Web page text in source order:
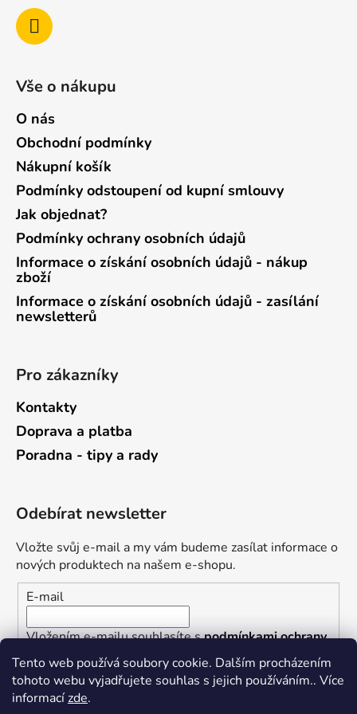
Tento web používá soubory cookie. Dalším procházením
tohoto webu vyjadřujete souhlas s jejich používáním.. Více
informacízde.
Vše o nákupu
O nás
Obchodní podmínky
Nákupní košík
Podmínky odstoupení od kupní smlouvy
Jak objednat?
Podmínky ochrany osobních údajů
Informace o získání osobních údajů - nákup
zboží
Informace o získání osobních údajů - zasílání
newsletterů
Pro zákazníky
Kontakty
Doprava a platba
Poradna - tipy a rady
Odebírat newsletter
Vložte svůj e-mail a my vám budeme zasílat informace o
nových produktech na našem e-shopu.
E-mail
Vložením e-mailu souhlasíte spodmínkami ochrany
osobních údajů
PŘIHLÁSIT SE